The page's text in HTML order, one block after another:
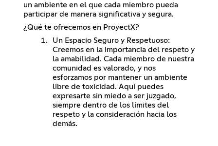
un ambiente en el que cada miembro pueda
participar de manera significativa y segura.
¿Qué te ofrecemos en ProyectX?
Un Espacio Seguro y Respetuoso:
Creemos en la importancia del respeto y
la amabilidad. Cada miembro de nuestra
comunidad es valorado, y nos
esforzamos por mantener un ambiente
libre de toxicidad. Aquí puedes
expresarte sin miedo a ser juzgado,
siempre dentro de los límites del
respeto y la consideración hacia los
demás.